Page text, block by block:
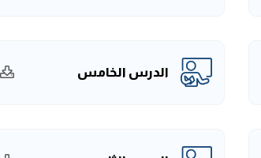
الدرس الخامس